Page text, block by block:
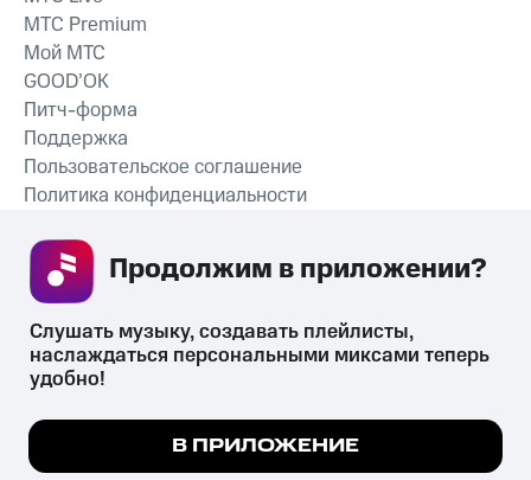
СКАЧАТЬ ПРИЛОЖЕНИЕ
MTС Premium
Мой МТС
GOOD’OK
Питч-форма
Поддержка
Пользовательское соглашение
Политика конфиденциальности
психотропных веществ, их аналогов причиняет вред здоровью,
их незаконный оборот запрещён и влечёт установленную
законодательством ответственность.
Мы используем куки, чтобы на сайте все
Подробнее
Слушать музыку, создавать плейлисты,
наслаждаться персональными миксами теперь
удобно!
В ПРИЛОЖЕНИЕ